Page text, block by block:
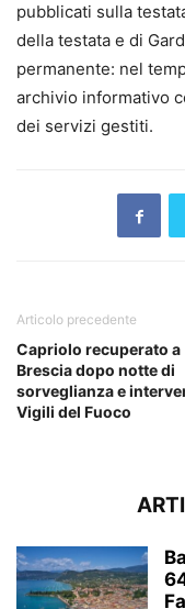
pubblicati sulla
della testata e di
permanente: nel
archivio informativo
dei servizi gestiti.
Articolo precedente
Capriolo recuperato a
Brescia dopo notte di
sorveglianza e
Vigili del Fuoco